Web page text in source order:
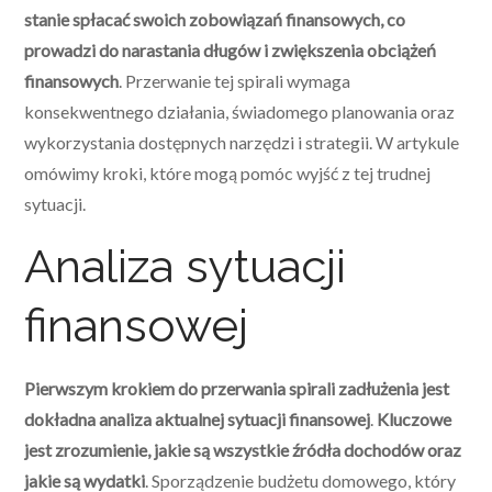
stanie spłacać swoich zobowiązań finansowych, co
prowadzi do narastania długów i zwiększenia obciążeń
finansowych. Przerwanie tej spirali wymaga
konsekwentnego działania, świadomego planowania oraz
wykorzystania dostępnych narzędzi i strategii. W artykule
omówimy kroki, które mogą pomóc wyjść z tej trudnej
sytuacji.
Analiza sytuacji
finansowej
Pierwszym krokiem do przerwania spirali zadłużenia jest
dokładna analiza aktualnej sytuacji finansowej. Kluczowe
jest zrozumienie, jakie są wszystkie źródła dochodów oraz
jakie są wydatki. Sporządzenie budżetu domowego, który